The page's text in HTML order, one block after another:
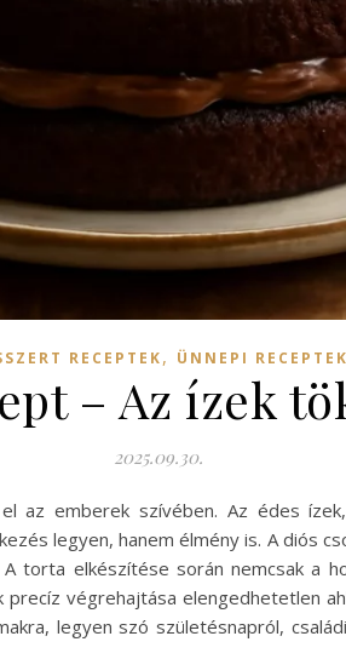
RECEPTEK, ÜNNEPI RECEPTEK
– Az ízek
2025.09.30.
az emberek szívében. Az édes
legyen, hanem élmény is. A diós
torta elkészítése során nemcsak a
végrehajtása elengedhetetlen
legyen szó születésnapról,